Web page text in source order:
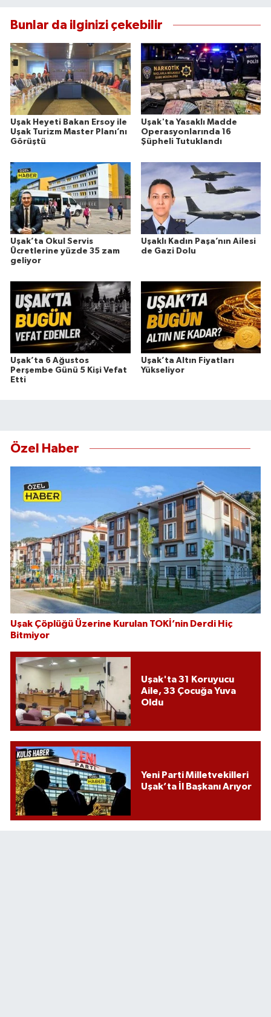
Bunlar da ilginizi çekebilir
Uşak Heyeti Bakan Ersoy ile
Uşak Turizm Master Planı’nı
Görüştü
Uşak'ta Yasaklı Madde
Operasyonlarında 16
Şüpheli Tutuklandı
Uşak’ta Okul Servis
Ücretlerine yüzde 35 zam
geliyor
Uşaklı Kadın Paşa’nın Ailesi
de Gazi Dolu
Uşak’ta 6 Ağustos
Perşembe Günü 5 Kişi Vefat
Etti
Uşak’ta Altın Fiyatları
Yükseliyor
Özel Haber
Uşak Çöplüğü Üzerine Kurulan TOKİ’nin Derdi Hiç
Bitmiyor
Uşak'ta 31 Koruyucu
Aile, 33 Çocuğa Yuva
Oldu
Yeni Parti Milletvekilleri
Uşak’ta İl Başkanı Arıyor